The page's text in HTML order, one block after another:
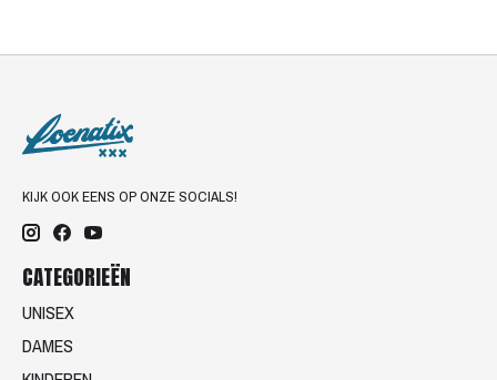
KIJK OOK EENS OP ONZE SOCIALS!
CATEGORIEËN
UNISEX
DAMES